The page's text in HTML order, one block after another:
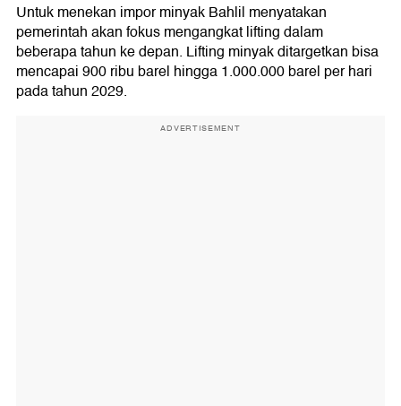
Untuk menekan impor minyak Bahlil menyatakan
pemerintah akan fokus mengangkat lifting dalam
beberapa tahun ke depan. Lifting minyak ditargetkan bisa
mencapai 900 ribu barel hingga 1.000.000 barel per hari
pada tahun 2029.
ADVERTISEMENT